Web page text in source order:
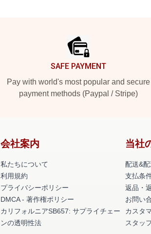
SAFE PAYMENT
Pay with world's most popular and secure
payment methods (Paypal / Stripe)
会社案内
私たちについて
利用規約
プライバシーポリシー
DMCA - 著作権ポリシー
カリフォルニアSB657: サプライチェー
ンの透明性法
当社
配送&
支払条
返品・
お問い
カスタ
スタッフ